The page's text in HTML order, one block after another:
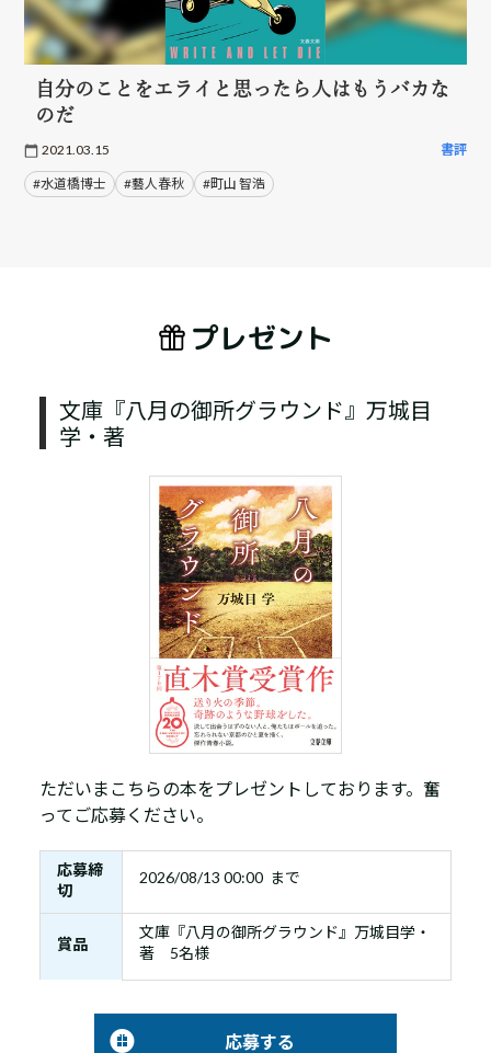
自分のことをエライと思ったら人はもうバカな
のだ
2021.03.15 書評
#水道橋博士 #藝人春秋 #町山 智浩
プレゼント
文庫『八月の御所グラウンド』万城目
学・著
ただいまこちらの本をプレゼントしております。奮
ってご応募ください。
応募締
切
2026/08/13 00:00 まで
賞品
文庫『八月の御所グラウンド』万城目学・
著 5名様
応募する